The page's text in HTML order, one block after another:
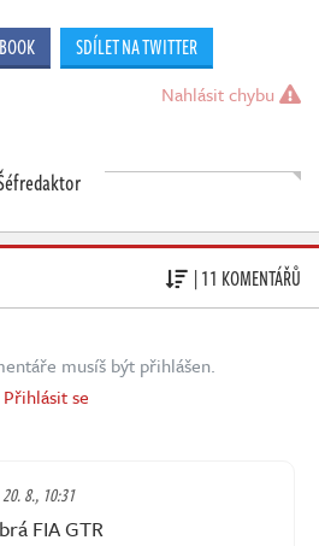
SDÍLET NA TWITTER
Nahlásit chybu
| 11 KOMENTÁŘŮ
musíš být přihlášen.
Přihlásit se
8., 10:31
FIA GTR